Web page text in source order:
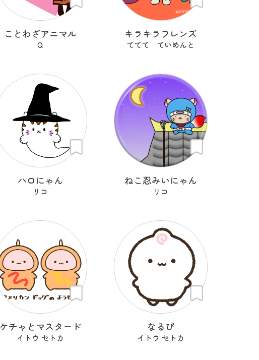
ことわざアニマル
Q
キラキラフレンズ
ててて ていめんと
ハロにゃん
リコ
ねこ忍みいにゃん
リコ
ケチャとマスタード
イトウ セトカ
なるぴ
イトウ セトカ